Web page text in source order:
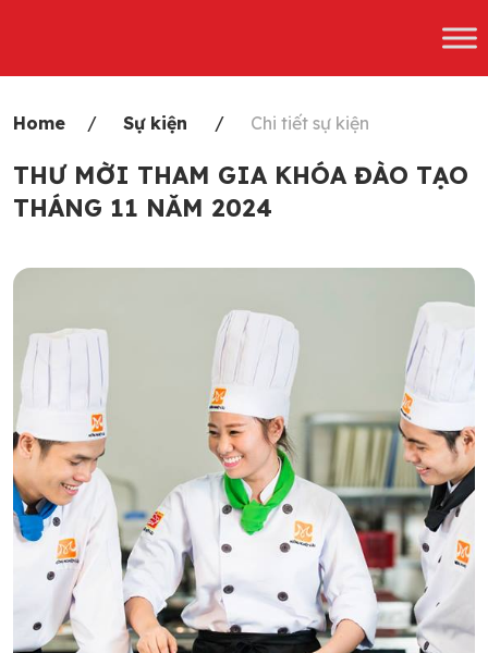
Home Sự kiện Chi tiết sự kiện
THƯ MỜI THAM GIA KHÓA ĐÀO TẠO
THÁNG 11 NĂM 2024